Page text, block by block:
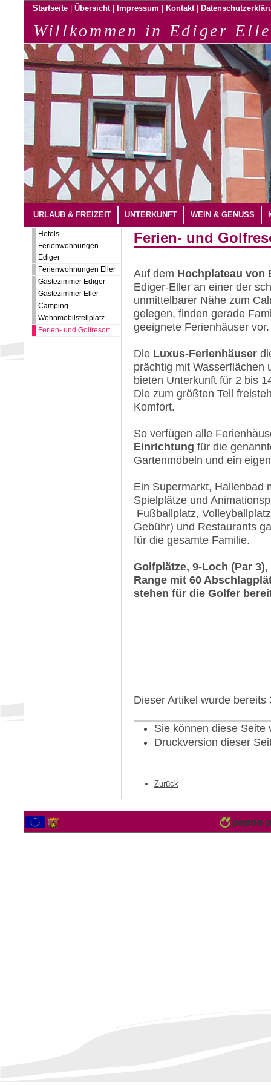
Startseite Übersicht Impressum Kontakt
Willkommen in Ediger
URLAUB & FREIZEIT UNTERKUNFT WEIN & GENUSS
Hotels
Ferienwohnungen
Ediger
Ferienwohnungen Eller
Gästezimmer Ediger
Gästezimmer Eller
Camping
Wohnmobilstellplatz
Ferien- und Golfresort
Ferien- und
Auf dem Hochplateau von
Ediger-Eller an einer der
unmittelbarer Nähe zum
gelegen, finden gerade
geeignete Ferienhäuser vor.
Die Luxus-Ferienhäuser
prächtig mit Wasserflächen
bieten Unterkunft für 2 bis
Die zum größten Teil
Komfort.
So verfügen alle
Einrichtung für die
Gartenmöbeln und ein
Ein Supermarkt, Hallenbad
Spielplätze und
Fußballplatz,
Gebühr) und Restaurants
für die gesamte Familie.
Golfplätze, 9-Loch (Par
Range mit 60
stehen für die Golfer
Dieser Artikel wurde
Sie können diese Seite
Druckversion dieser
Zurück